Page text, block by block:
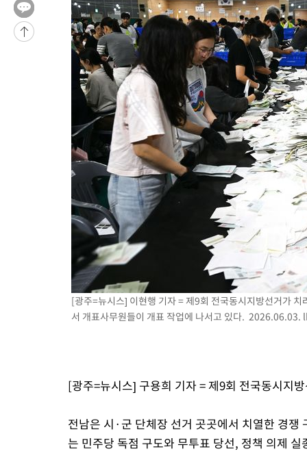
우 0.49%↑
-9955초 전 >
[속보] 이란 대통령 "지금 최고지도자와 소통하기가 매우 어려
임 3년 인터뷰
1시간 전 > [속보] "이란-오만, 호르무즈 해협 통행 항로 합의" 이란 외무부 대
[광주=뉴시스] 이현행 기자 = 제9회 전국동시지방선거가
서 개표사무원들이 개표 작업에 나서고 있다. 2026.06.03.
[광주=뉴시스] 구용희 기자 = 제9회 전국동시지
전남은 시·군 단체장 선거 곳곳에서 치열한 경
는 민주당 독점 구도와 무투표 당선, 정책 의제